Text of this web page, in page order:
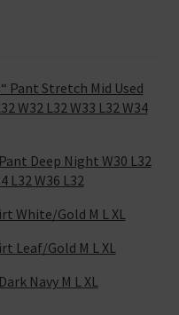
Pant Stretch Mid Used
W32 L32 W33 L32 W34
Deep Night W30 L32
L32 W36 L32
White/Gold M L XL
Leaf/Gold M L XL
Navy M L XL